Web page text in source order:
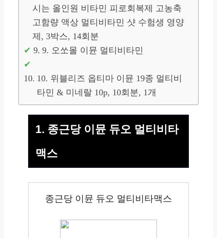
시는 올인원 비타민 피로회복제 고농축
고함량 액상 멀티비타민 샷 수험생 영양
제, 3박스, 14회분
9. 오쏘몰 이뮨 멀티비타민
10. 위블리즈 옵티마 이뮨 19종 멀티비
타민 & 미네랄 10p, 10회분, 1개
1. 종근당 이뮨 듀오 멀티비타
맥스
종근당 이뮨 듀오 멀티비타맥스